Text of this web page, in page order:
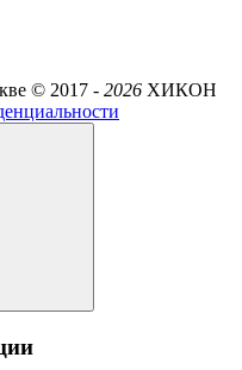
© 2017 - 2026 ХИКОН